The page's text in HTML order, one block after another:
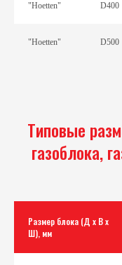
"Hоetten" D400
"Hоetten" D500
Типовые
газоблока,
Размер блока (Д х В х
Ш), мм